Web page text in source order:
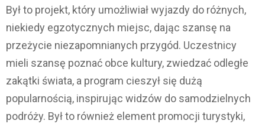
Był to projekt, który umożliwiał wyjazdy do różnych,
niekiedy egzotycznych miejsc, dając szansę na
przeżycie niezapomnianych przygód. Uczestnicy
mieli szansę poznać obce kultury, zwiedzać odległe
zakątki świata, a program cieszył się dużą
popularnością, inspirując widzów do samodzielnych
podróży. Był to również element promocji turystyki,